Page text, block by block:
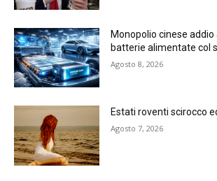
Monopolio cinese addio
batterie alimentate col
Agosto 8, 2026
Estati roventi scirocco
Agosto 7, 2026